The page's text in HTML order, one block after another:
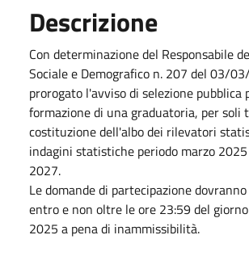
Descrizione
Con determinazione del Responsabile
Sociale e Demografico n. 207 del 03/
prorogato l'avviso di selezione pubblica
formazione di una graduatoria, per soli
costituzione dell'albo dei rilevatori
indagini statistiche periodo marzo
2027.
Le domande di partecipazione
entro e non oltre le ore 23:59 del
2025 a pena di inammissibilità.